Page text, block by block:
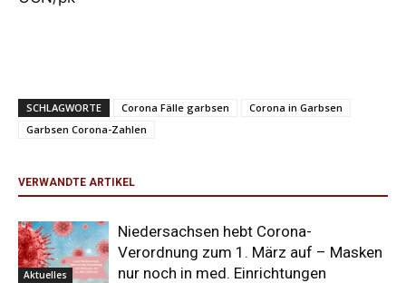
SCHLAGWORTE Corona Fälle garbsen
Corona in Garbsen
Garbsen Corona-Zahlen
VERWANDTE ARTIKEL
Aktuelles
Niedersachsen hebt Corona-
Verordnung zum 1. März auf – Masken
nur noch in med. Einrichtungen